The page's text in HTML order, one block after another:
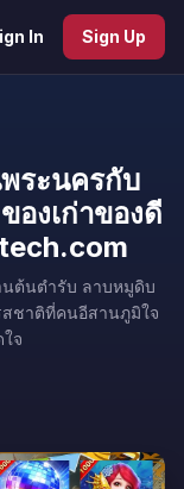
In Sign Up
ระนครกับ
องเก่าของดี
นต้นตำรับ ลาบหมูดิบ
สชาติที่คนอีสานภูมิใจ
จ